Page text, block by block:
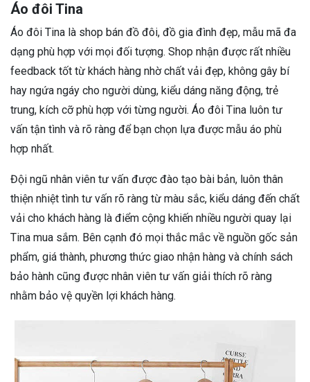
Áo đôi Tina
Áo đôi Tina là shop bán đồ đôi, đồ gia đình đẹp, mẫu mã đa
dạng phù hợp với mọi đối tượng. Shop nhận được rất nhiều
feedback tốt từ khách hàng nhờ chất vải đẹp, không gây bí
hay ngứa ngáy cho người dùng, kiểu dáng năng động, trẻ
trung, kích cỡ phù hợp với từng người. Áo đôi Tina luôn tư
vấn tận tình và rõ ràng để bạn chọn lựa được mẫu áo phù
hợp nhất.
Đội ngũ nhân viên tư vấn được đào tạo bài bản, luôn thân
thiện nhiệt tình tư vấn rõ ràng từ màu sắc, kiểu dáng đến chất
vải cho khách hàng là điểm cộng khiến nhiều người quay lại
Tina mua sắm. Bên cạnh đó mọi thắc mắc về nguồn gốc sản
phẩm, giá thành, phương thức giao nhận hàng và chính sách
bảo hành cũng được nhân viên tư vấn giải thích rõ ràng
nhằm bảo vệ quyền lợi khách hàng.